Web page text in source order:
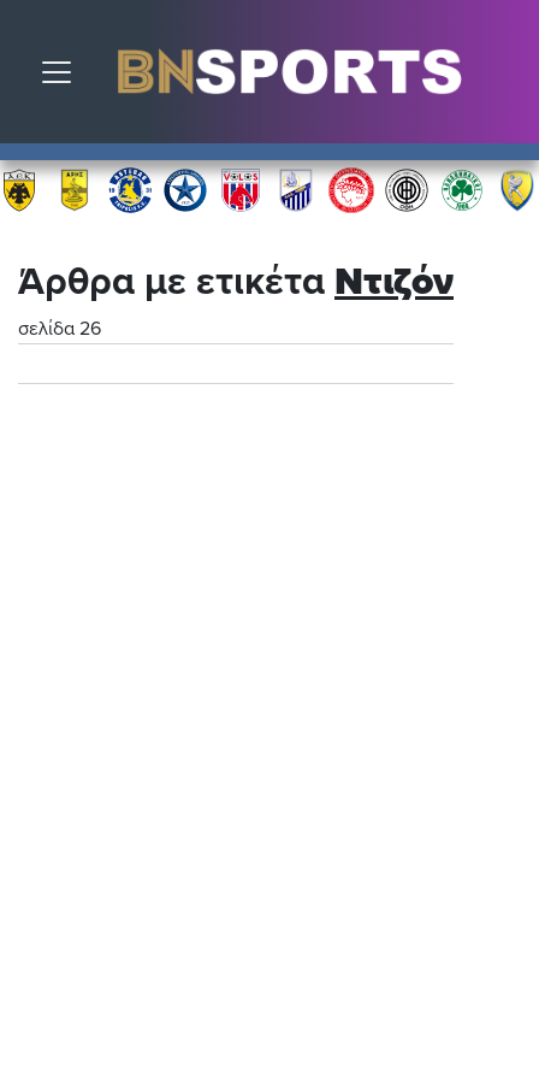
Toggle navigation
Άρθρα με ετικέτα Ντιζόν
σελίδα 26